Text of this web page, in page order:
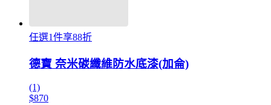
任選1件享88折
德寶 奈米碳纖維防水底漆(加侖)
(1)
$870